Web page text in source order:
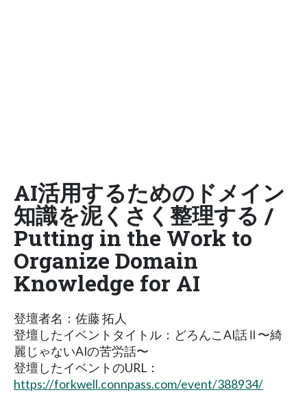
AI活用するためのドメイン
知識を泥くさく整理する /
Putting in the Work to
Organize Domain
Knowledge for AI
登壇者名：佐藤 拓人
登壇したイベントタイトル：どろんこAI話 Ⅱ 〜綺
麗じゃないAIの苦労話〜
登壇したイベントのURL：
https://forkwell.connpass.com/event/388934/